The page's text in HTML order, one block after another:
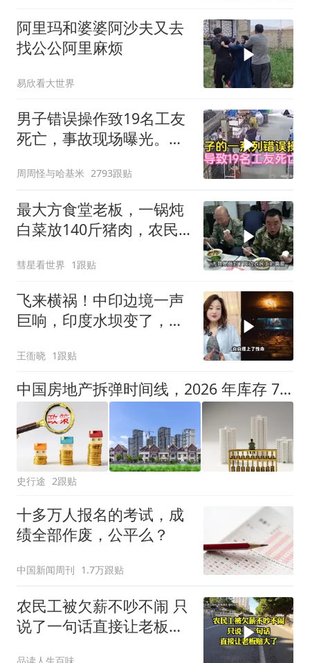
阿里玛和婆婆阿沙夫又去
找公公阿里麻烦
易欣看大世界
男子错误操作致19名工友
死亡，事故现场曝光。一
周周怪与哈基米 2793跟贴
最大方食堂老板，一锅炖
白菜放140斤猪肉，农民
彗星看世界 1跟贴
飞来横祸！中印边境一声
巨响，印度水坝变了，藏
王衜晓 1跟贴
中国房地产拆弹时间线，2026 年库存 7.8 亿平米，房价还能挺住吗
史行途 2跟贴
十多万人报名的考试，成
绩全部作废，公平么？
中国新闻周刊 1.7万跟贴
农民工被欠薪不吵不闹 只
说了一句话直接让老板赔